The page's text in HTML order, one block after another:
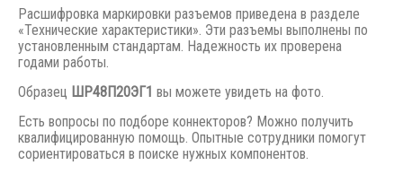
Расшифровка маркировки разъемов приведена в разделе
«Технические характеристики». Эти разъемы выполнены по
установленным стандартам. Надежность их проверена
годами работы.
Образец ШР48П20ЭГ1 вы можете увидеть на фото.
Есть вопросы по подборе коннекторов? Можно получить
квалифицированную помощь. Опытные сотрудники помогут
сориентироваться в поиске нужных компонентов.